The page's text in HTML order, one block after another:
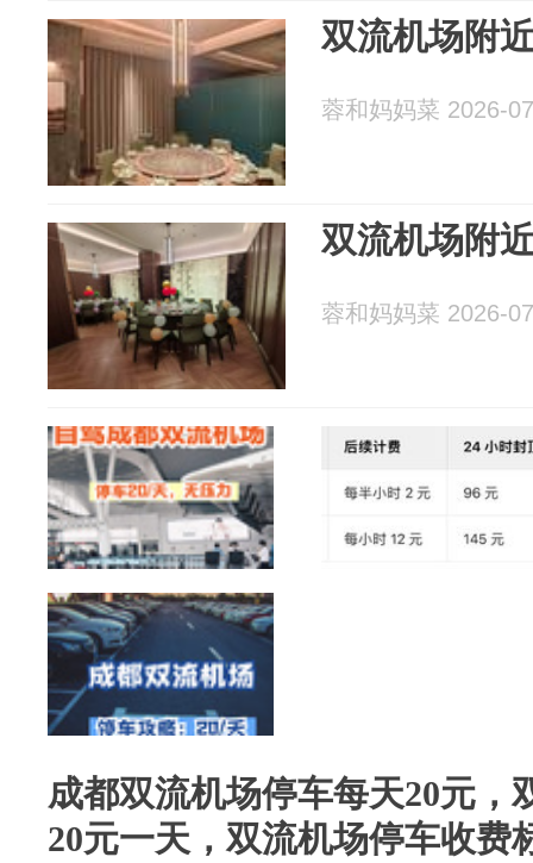
双流机场附
蓉和妈妈菜 2026-
双流机场附
蓉和妈妈菜 2026-
成都双流机场停车每天20元，
20元一天，双流机场停车收费